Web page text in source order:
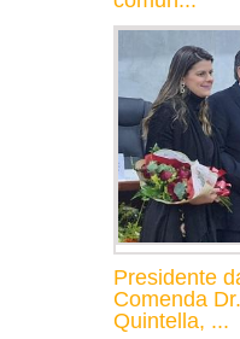
Presidente
Comenda
Quintella, ...